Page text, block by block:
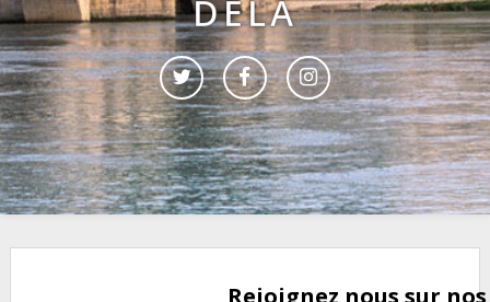
DELÀ
Rejoignez nous sur